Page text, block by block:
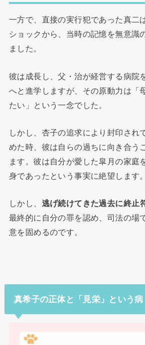
一方で、直接の実行犯であった真二
ショックから、当時の記憶を無意識
ました。
彼は成長し、父・治が経営する病院
へと進学しますが、その原動力は「
たい」という一念でした。
しかし、杏子の追求により封印され
めた時、彼は自らの過ちに向き合う
ます。彼は自分が愛した皐月の家庭
身であったという事実に絶望します。
しかし、 逃げ続けてきた過去に終止
最終的に自分の罪を認め、司法の場
意を固めるのです。
真希子の正体と「見栄」という病